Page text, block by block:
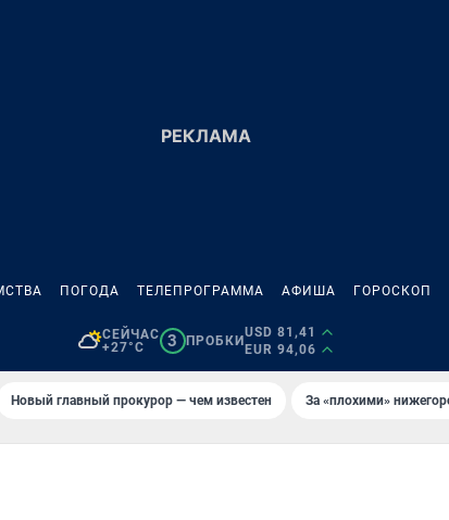
ПОГОДА ТЕЛЕПРОГРАММА АФИША ГОРОСКОП
СЕЙЧАС
+27°C
3 ПРОБКИ
USD 81,41
EUR 94,06
Новый главный прокурор — чем известен За «плохими»